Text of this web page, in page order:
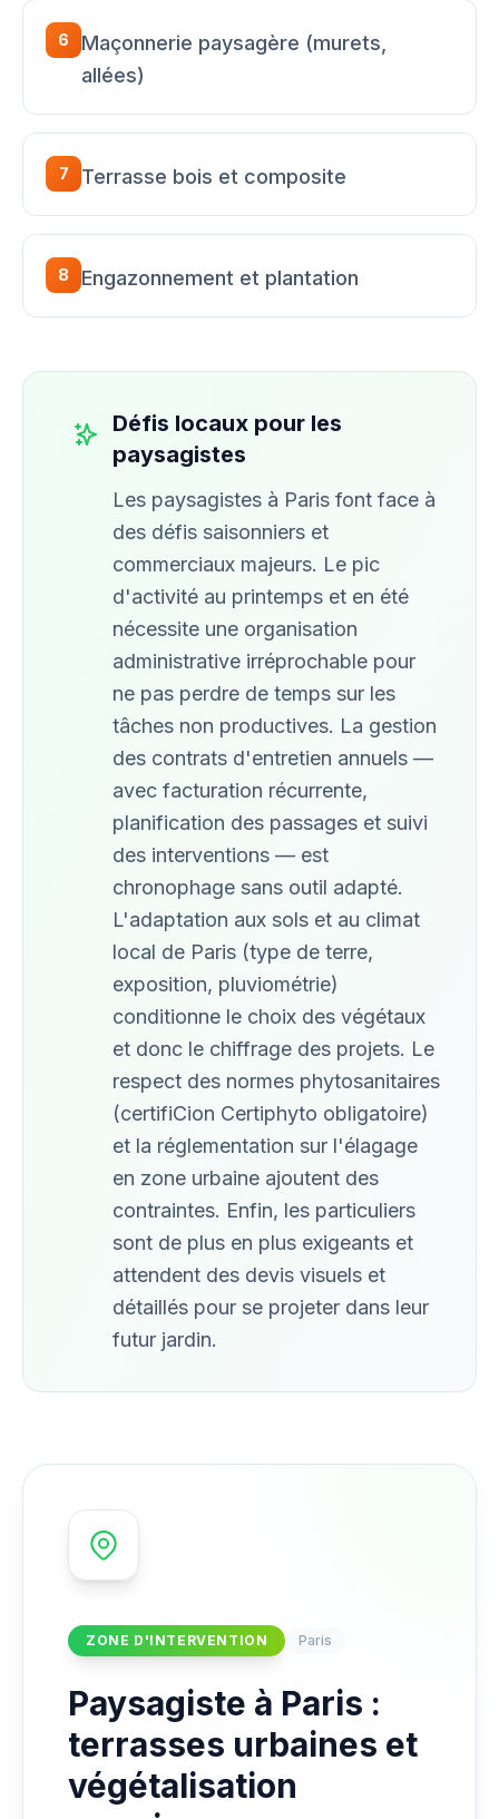
6
Maçonnerie paysagère (murets,
allées)
7 Terrasse bois et composite
8 Engazonnement et plantation
Défis locaux pour les
paysagistes
Les paysagistes à Paris font face à
des défis saisonniers et
commerciaux majeurs. Le pic
d'activité au printemps et en été
nécessite une organisation
administrative irréprochable pour
ne pas perdre de temps sur les
tâches non productives. La gestion
des contrats d'entretien annuels —
avec facturation récurrente,
planification des passages et suivi
des interventions — est
chronophage sans outil adapté.
L'adaptation aux sols et au climat
local de Paris (type de terre,
exposition, pluviométrie)
conditionne le choix des végétaux
et donc le chiffrage des projets. Le
respect des normes phytosanitaires
(certifiCion Certiphyto obligatoire)
et la réglementation sur l'élagage
en zone urbaine ajoutent des
contraintes. Enfin, les particuliers
sont de plus en plus exigeants et
attendent des devis visuels et
détaillés pour se projeter dans leur
futur jardin.
ZONE D'INTERVENTION Paris
Paysagiste à Paris :
terrasses urbaines et
végétalisation